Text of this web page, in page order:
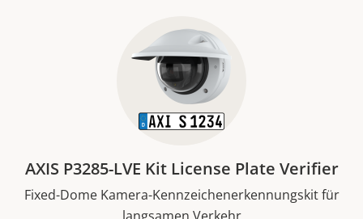
AXIS P3285-LVE Kit License Plate Verifier
Fixed-Dome Kamera-Kennzeichenerkennungskit für